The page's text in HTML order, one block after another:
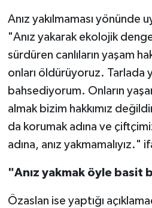
Anız yakılmaması yönünde
"Anız yakarak ekolojik
sürdüren canlıların yaşam
onları öldürüyoruz. Tarlada
bahsediyorum. Onların
almak bizim hakkımız
da korumak adına ve
adına, anız yakmamalıyız."
"Anız yakmak öyle basit
Özaslan ise yaptığı